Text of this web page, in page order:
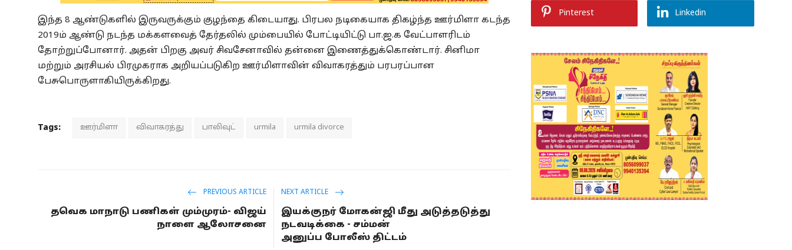
இந்த 8 ஆண்டுகளில் இருவருக்கும் குழந்தை கிடையாது. பிரபல நடிகையாக திகழ்ந்த ஊர்மிளா கடந்த
2019ம் ஆண்டு நடந்த மக்களவைத் தேர்தலில் மும்பையில் போட்டியிட்டு பா.ஜ.க வேட்பாளரிடம்
தோற்றுப்போனார். அதன் பிறகு அவர் சிவசேனாவில் தன்னை இணைத்துக்கொண்டார். சினிமா
மற்றும் அரசியல் பிரமுகராக அறியப்படுகிற ஊர்மிளாவின் விவாகரத்தும் பரபரப்பான
பேசுபொருளாகியிருக்கிறது.
Tags: ஊர்மிளா விவாகரத்து பாலிவுட் urmila urmila divorce
PREVIOUS ARTICLE
தவெக மாநாடு பணிகள் மும்முரம்- விஜய்
நாளை ஆலோசனை
NEXT ARTICLE
இயக்குநர் மோகன்ஜி மீது அடுத்தடுத்து
நடவடிக்கை - சம்மன்
அனுப்ப போலீஸ் திட்டம்
Pinterest Linkedin